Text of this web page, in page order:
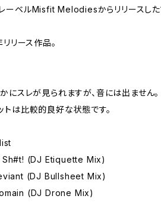
ーベルMisfit Melodiesからリリースした
リース作品。
にスレが見られますが、音には出ません。
トは比較的良好な状態です。
Sh#t! (DJ Etiquette Mix)
(DJ Bullsheet Mix)
(DJ Drone Mix)